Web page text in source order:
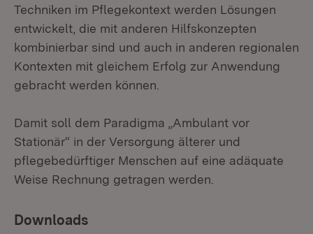
Techniken im Pflegekontext werden Lösungen
entwickelt, die mit anderen Hilfskonzepten
kombinierbar sind und auch in anderen regionalen
Kontexten mit gleichem Erfolg zur Anwendung
gebracht werden können.
Damit soll dem Paradigma „Ambulant vor
Stationär“ in der Versorgung älterer und
pflegebedürftiger Menschen auf eine adäquate
Weise Rechnung getragen werden.
Downloads